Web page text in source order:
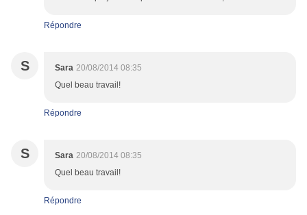
Répondre
S Sara 20/08/2014 08:35
Quel beau travail!
Répondre
S Sara 20/08/2014 08:35
Quel beau travail!
Répondre